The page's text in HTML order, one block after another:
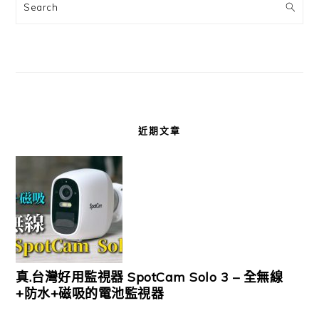
Search
近期文章
真.台灣好用監視器 SpotCam Solo 3 – 全無線
+防水+磁吸的電池監視器